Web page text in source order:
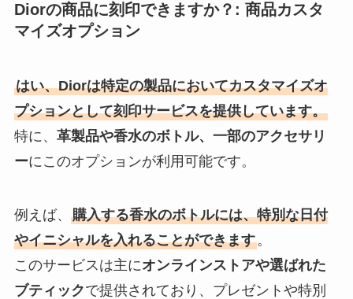
Diorの商品に刻印できますか？: 商品カスタ
マイズオプション
はい、Diorは特定の製品においてカスタマイズオ
プションとして刻印サービスを提供しています。
特に、 革製品や香水のボトル、一部のアクセサリ
ーにこのオプションが利用可能です。
例えば、 購入する香水のボトルには、特別な日付
やイニシャルを入れることができます。
このサービスは主にオンラインストアや選ばれた
ブティックで提供されており、プレゼントや特別